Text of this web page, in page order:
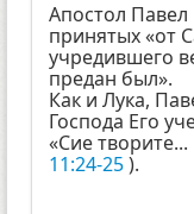
Апостол Павел
принятых «от
учредившего
предан был».
Как и Лука,
Господа Его
«Сие
11:24-25).